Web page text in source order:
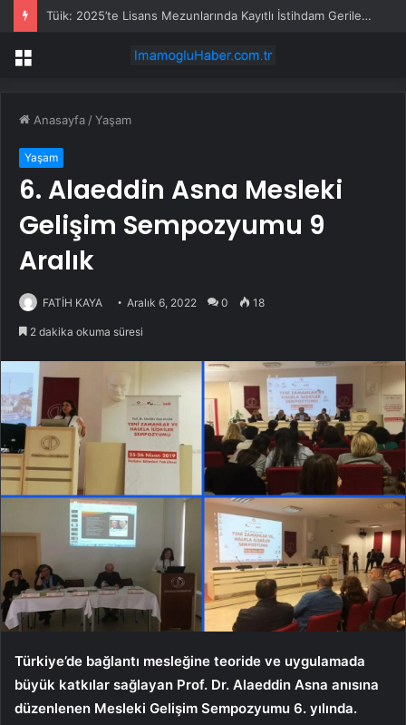
Tüik: 2025’te Lisans Mezunlarında Kayıtlı İstihdam Geriledi, En Yüksek Kazanç Pilotaj Bölümünde
Menü
Anasayfa /Yaşam
Yaşam
6. Alaeddin Asna Mesleki
Gelişim Sempozyumu 9
Aralık
FATİH KAYA Aralık 6, 2022 0 18
2 dakika okuma süresi
Türkiye’de bağlantı mesleğine teoride ve uygulamada
büyük katkılar sağlayan Prof. Dr. Alaeddin Asna anısına
düzenlenen Mesleki Gelişim Sempozyumu 6. yılında.